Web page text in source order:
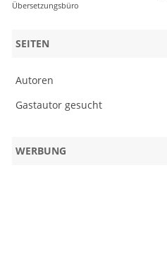
Übersetzungsbüro
SEITEN
Autoren
Gastautor gesucht
WERBUNG